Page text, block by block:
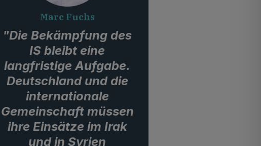
Marc Fuchs
"Die Bekämpfung des
IS bleibt eine
langfristige Aufgabe.
Deutschland und die
internationale
Gemeinschaft müssen
ihre Einsätze im Irak
und in Syrien